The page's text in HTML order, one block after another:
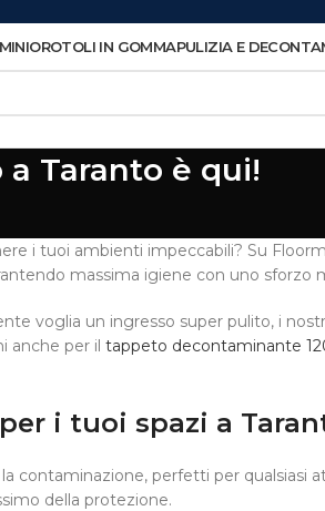
ROTOLI IN GOMMAPULIZIA E
Taranto è qui!
i tuoi ambienti impeccabili? Su
massima igiene con uno sforzo
voglia un ingresso super pulito, i
anche per il tappeto decontaminante
i tuoi spazi a
perfetti per qualsiasi
della protezione.